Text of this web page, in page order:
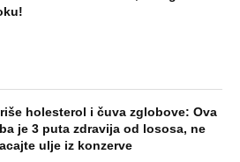
holesterol i čuva zglobove: Ova
je 3 puta zdravija od lososa, ne
ulje iz konzerve